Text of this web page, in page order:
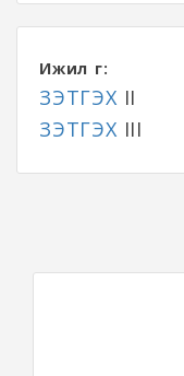
Ижил үг:
ЗЭТГЭХ II
ЗЭТГЭХ III